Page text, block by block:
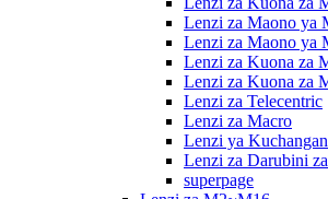
Lenzi za Maono ya
Lenzi za Maono ya
Lenzi za Kuona za
Lenzi za Kuona za
Lenzi za Telecentric
Lenzi za Macro
Lenzi ya
Lenzi za Darubini
superpage